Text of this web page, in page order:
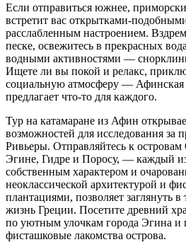
Если отправиться южнее,
встретит вас открытками-
расслабленным настроением.
песке, освежитесь в прекрасных
водными активностями —
Ищете ли вы покой и релакс,
социальную атмосферу — Афинская
предлагает что-то для каждого.
Тур на катамаране из Афин
возможностей для исследования за
Ривьеры. Отправляйтесь к
Эгине, Гидре и Поросу, — каждый
собственным характером и
неоклассической архитектурой и
плантациями, позволяет заглянуть
жизнь Греции. Посетите древний
по уютным улочкам города Эгина и
фисташковые лакомства острова.